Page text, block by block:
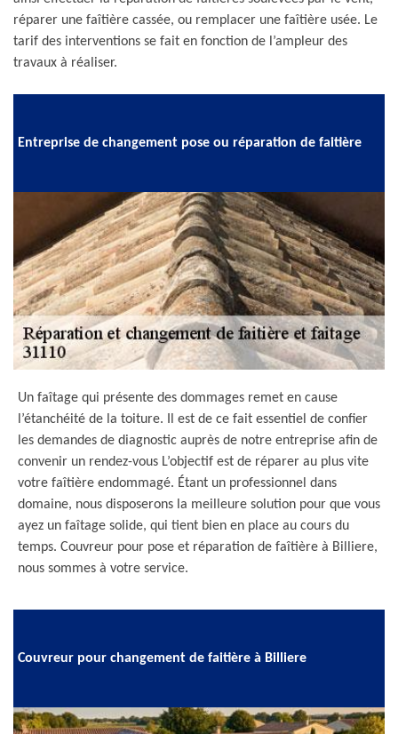
réparer une faîtière cassée, ou remplacer une faîtière usée. Le
tarif des interventions se fait en fonction de l’ampleur des
travaux à réaliser.
Entreprise de changement pose ou réparation de faitière
Un faîtage qui présente des dommages remet en cause
l’étanchéité de la toiture. Il est de ce fait essentiel de confier
les demandes de diagnostic auprès de notre entreprise afin de
convenir un rendez-vous L’objectif est de réparer au plus vite
votre faîtière endommagé. Étant un professionnel dans
domaine, nous disposerons la meilleure solution pour que vous
ayez un faîtage solide, qui tient bien en place au cours du
temps. Couvreur pour pose et réparation de faîtière à Billiere,
nous sommes à votre service.
Couvreur pour changement de faitière à Billiere